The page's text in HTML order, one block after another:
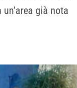
già nota